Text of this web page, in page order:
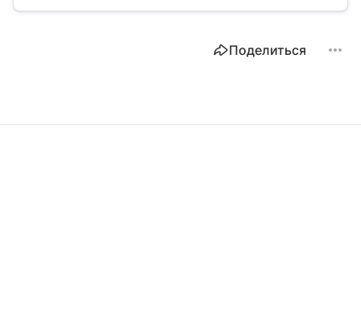
Поделиться